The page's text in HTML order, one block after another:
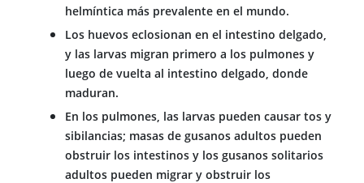
helmíntica más prevalente en el mundo.
Los huevos eclosionan en el intestino delgado,
y las larvas migran primero a los pulmones y
luego de vuelta al intestino delgado, donde
maduran.
En los pulmones, las larvas pueden causar tos y
sibilancias; masas de gusanos adultos pueden
obstruir los intestinos y los gusanos solitarios
adultos pueden migrar y obstruir los